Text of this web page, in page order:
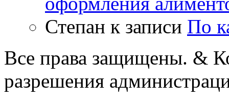
Степан к записи По
Все права защищены. &
разрешения